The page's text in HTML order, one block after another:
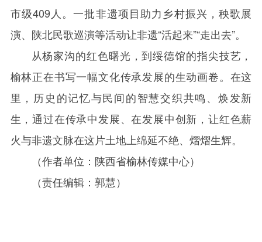
市级409 人。一批非遗项目助力乡村振兴，秧歌展
演、陕北民歌巡演等活动让非遗“活起来”“走出去”。
从杨家沟的红色曙光，到绥德馆的指尖技艺，
榆林正在书写一幅文化传承发展的生动画卷。在这
里，历史的记忆与民间的智慧交织共鸣、焕发新
生，通过在传承中发展、在发展中创新，让红色薪
火与非遗文脉在这片土地上绵延不绝、熠熠生辉。
（作者单位：陕西省榆林传媒中心）
（责任编辑：郭慧）